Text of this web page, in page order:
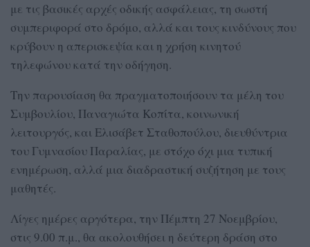
με τις βασικές αρχές οδικής ασφάλειας, τη σωστή
συμπεριφορά στο δρόμο, αλλά και τους κινδύνους που
κρύβουν η απερισκεψία και η χρήση κινητού
τηλεφώνου κατά την οδήγηση.
Την παρουσίαση θα πραγματοποιήσουν τα μέλη του
Συμβουλίου, Παναγιώτα Κοπίτα, κοινωνική
λειτουργός, και Ελισάβετ Σταθοπούλου, διευθύντρια
του Γυμνασίου Παραλίας, με στόχο όχι μια τυπική
ενημέρωση, αλλά μια διαδραστική συζήτηση με τους
μαθητές.
Λίγες ημέρες αργότερα, την Πέμπτη 27 Νοεμβρίου,
στις 9.00 π.μ., θα ακολουθήσει η δεύτερη δράση στο